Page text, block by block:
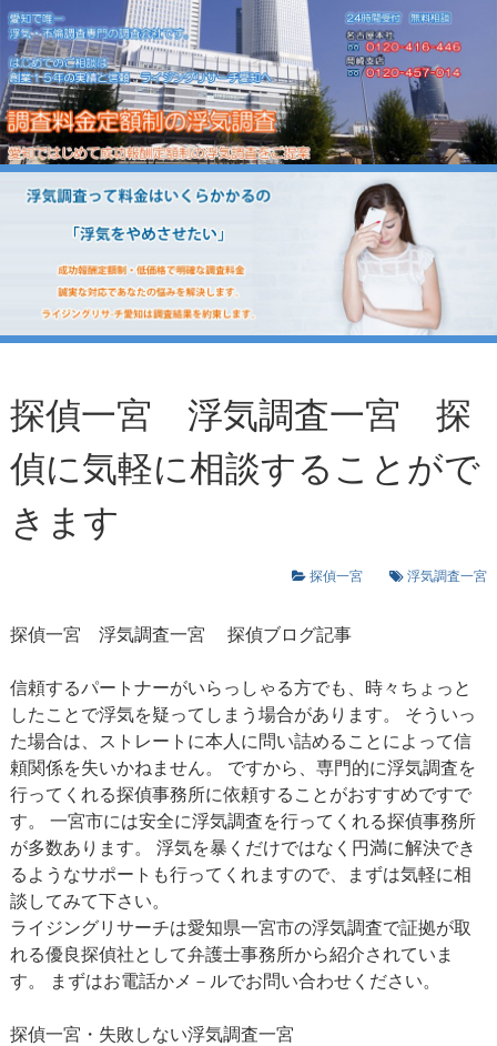
探偵一宮 浮気調査一宮 探
偵に気軽に相談することがで
きます
探偵一宮 浮気調査一宮
探偵一宮 浮気調査一宮 探偵ブログ記事
信頼するパートナーがいらっしゃる方でも、時々ちょっと
したことで浮気を疑ってしまう場合があります。 そういっ
た場合は、ストレートに本人に問い詰めることによって信
頼関係を失いかねません。 ですから、専門的に浮気調査を
行ってくれる探偵事務所に依頼することがおすすめですで
す。 一宮市には安全に浮気調査を行ってくれる探偵事務所
が多数あります。 浮気を暴くだけではなく円満に解決でき
るようなサポートも行ってくれますので、まずは気軽に相
談してみて下さい。
ライジングリサーチは愛知県一宮市の浮気調査で証拠が取
れる優良探偵社として弁護士事務所から紹介されていま
す。 まずはお電話かメ－ルでお問い合わせください。
探偵一宮・失敗しない浮気調査一宮